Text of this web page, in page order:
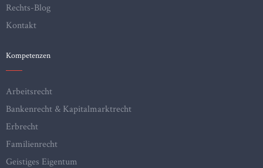
Rechts-Blog
Kontakt
Kompetenzen
Arbeitsrecht
Bankenrecht & Kapitalmarktrecht
Erbrecht
Familienrecht
Geistiges Eigentum